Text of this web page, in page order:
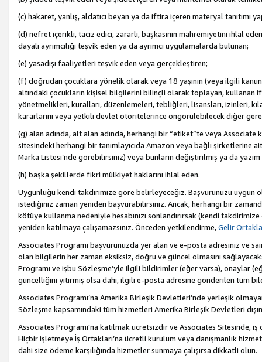
(c) hakaret, yanlış, aldatıcı beyan ya da iftira içeren materyal tanıtımı
(d) nefret içerikli, taciz edici, zararlı, başkasının mahremiyetini ihlal
dayalı ayrımcılığı teşvik eden ya da ayrımcı uygulamalarda bulunan;
(e) yasadışı faaliyetleri teşvik eden veya gerçekleştiren;
(f) doğrudan çocuklara yönelik olarak veya 18 yaşının (veya ilgili
altındaki çocukların kişisel bilgilerini bilinçli olarak toplayan, kullanan
yönetmelikleri, kuralları, düzenlemeleri, tebliğleri, lisansları, izinleri,
kararlarını veya yetkili devlet otoritelerince öngörülebilecek diğer
(g) alan adında, alt alan adında, herhangi bir “etiket”te veya
sitesindeki herhangi bir tanımlayıcıda Amazon veya bağlı şirketlerine
Marka Listesi’nde görebilirsiniz) veya bunların değiştirilmiş ya da
(h) başka şekillerde fikri mülkiyet haklarını ihlal eden.
Uygunluğu kendi takdirimize göre belirleyeceğiz. Başvurunuzu uygun
istediğiniz zaman yeniden başvurabilirsiniz. Ancak, herhangi bir
kötüye kullanma nedeniyle hesabınızı sonlandırırsak (kendi
yeniden katılmaya çalışamazsınız. Önceden yetkilendirme,Gelir
Associates Programı başvurunuzda yer alan ve e-posta adresiniz ve
olan bilgilerin her zaman eksiksiz, doğru ve güncel olmasını
Programı ve işbu Sözleşme’yle ilgili bildirimler (eğer varsa), onaylar
güncelliğini yitirmiş olsa dahi, ilgili e-posta adresine gönderilen tüm
Associates Programı’na Amerika Birleşik Devletleri’nde yerleşik
Sözleşme kapsamındaki tüm hizmetleri Amerika Birleşik Devletleri
Associates Programı'na katılmak ücretsizdir ve Associates Sitesinde,
Hiçbir işletmeye İş Ortakları’na ücretli kurulum veya danışmanlık
dahi size ödeme karşılığında hizmetler sunmaya çalışırsa dikkatli olun.